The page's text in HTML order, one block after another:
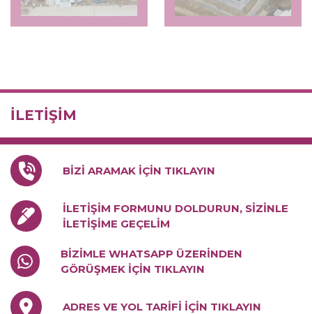
İLETİŞİM
BİZİ ARAMAK İÇİN TIKLAYIN
İLETİŞİM FORMUNU DOLDURUN, SİZİNLE
İLETİŞİME GEÇELİM
BİZİMLE WHATSAPP ÜZERİNDEN
GÖRÜŞMEK İÇİN TIKLAYIN
ADRES VE YOL TARİFİ İÇİN TIKLAYIN